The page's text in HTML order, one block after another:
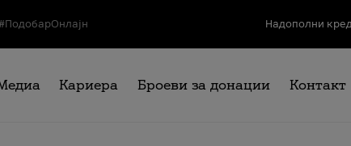
#ПодобарОнлајн Надополни
Кариера Броеви за донации Контакт